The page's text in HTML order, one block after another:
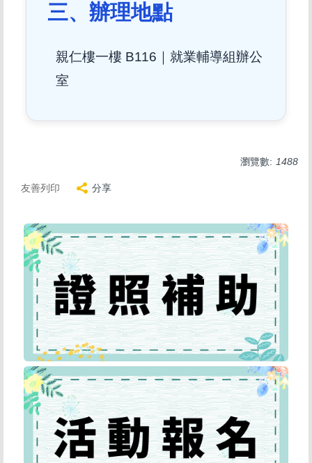
三、辦理地點
親仁樓一樓 B116｜就業輔導組辦公
室
瀏覽數: 1488
友善列印 分享